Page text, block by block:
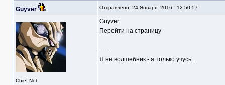
Guyver Отправлено: 24 Января, 2016 - 12:50:57
Chief-Net
Guyver
Перейти на страницу
-----
Я не волшебник - я только учусь...